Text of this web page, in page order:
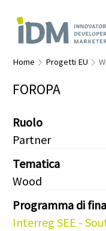
Home Progetti EU
FOROPA
Ruolo
Partner
Tematica
Wood
Programma di
Interreg SEE -